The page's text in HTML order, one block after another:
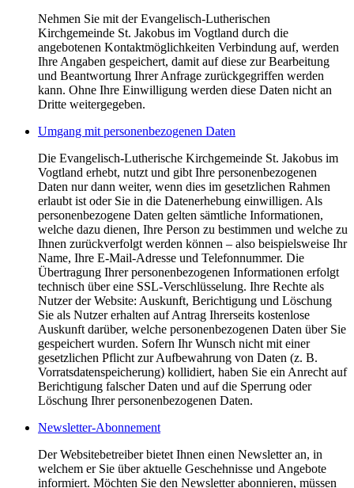
Nehmen Sie mit der Evangelisch-Lutherischen
Kirchgemeinde St. Jakobus im Vogtland durch die
angebotenen Kontaktmöglichkeiten Verbindung auf, werden
Ihre Angaben gespeichert, damit auf diese zur Bearbeitung
und Beantwortung Ihrer Anfrage zurückgegriffen werden
kann. Ohne Ihre Einwilligung werden diese Daten nicht an
Dritte weitergegeben.
Umgang mit personenbezogenen Daten
Die Evangelisch-Lutherische Kirchgemeinde St. Jakobus im
Vogtland erhebt, nutzt und gibt Ihre personenbezogenen
Daten nur dann weiter, wenn dies im gesetzlichen Rahmen
erlaubt ist oder Sie in die Datenerhebung einwilligen. Als
personenbezogene Daten gelten sämtliche Informationen,
welche dazu dienen, Ihre Person zu bestimmen und welche zu
Ihnen zurückverfolgt werden können – also beispielsweise Ihr
Name, Ihre E-Mail-Adresse und Telefonnummer. Die
Übertragung Ihrer personenbezogenen Informationen erfolgt
technisch über eine SSL-Verschlüsselung. Ihre Rechte als
Nutzer der Website: Auskunft, Berichtigung und Löschung
Sie als Nutzer erhalten auf Antrag Ihrerseits kostenlose
Auskunft darüber, welche personenbezogenen Daten über Sie
gespeichert wurden. Sofern Ihr Wunsch nicht mit einer
gesetzlichen Pflicht zur Aufbewahrung von Daten (z. B.
Vorratsdatenspeicherung) kollidiert, haben Sie ein Anrecht auf
Berichtigung falscher Daten und auf die Sperrung oder
Löschung Ihrer personenbezogenen Daten.
Newsletter-Abonnement
Der Websitebetreiber bietet Ihnen einen Newsletter an, in
welchem er Sie über aktuelle Geschehnisse und Angebote
informiert. Möchten Sie den Newsletter abonnieren, müssen